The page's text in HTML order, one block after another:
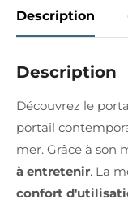
Description
Description
Découvrez le
portail
mer. Grâce à son
à entretenir. La
confort